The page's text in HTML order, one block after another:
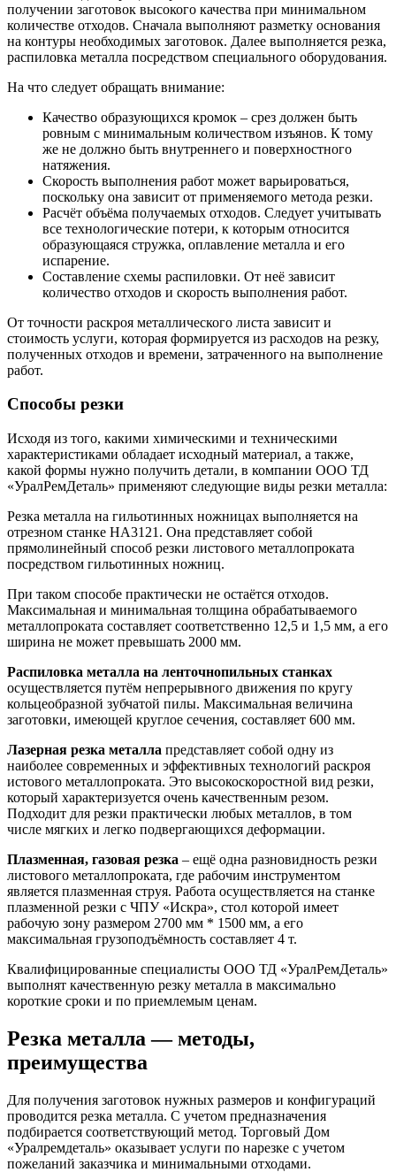
получении заготовок высокого качества при минимальном
количестве отходов. Сначала выполняют разметку основания
на контуры необходимых заготовок. Далее выполняется резка,
распиловка металла посредством специального оборудования.
На что следует обращать внимание:
Качество образующихся кромок – срез должен быть
ровным с минимальным количеством изъянов. К тому
же не должно быть внутреннего и поверхностного
натяжения.
Скорость выполнения работ может варьироваться,
поскольку она зависит от применяемого метода резки.
Расчёт объёма получаемых отходов. Следует учитывать
все технологические потери, к которым относится
образующаяся стружка, оплавление металла и его
испарение.
Составление схемы распиловки. От неё зависит
количество отходов и скорость выполнения работ.
От точности раскроя металлического листа зависит и
стоимость услуги, которая формируется из расходов на резку,
полученных отходов и времени, затраченного на выполнение
работ.
Способы резки
Исходя из того, какими химическими и техническими
характеристиками обладает исходный материал, а также,
какой формы нужно получить детали, в компании ООО ТД
«УралРемДеталь» применяют следующие виды резки металла:
Резка металла на гильотинных ножницах выполняется на
отрезном станке НА3121. Она представляет собой
прямолинейный способ резки листового металлопроката
посредством гильотинных ножниц.
При таком способе практически не остаётся отходов.
Максимальная и минимальная толщина обрабатываемого
металлопроката составляет соответственно 12,5 и 1,5 мм, а его
ширина не может превышать 2000 мм.
Распиловка металла на ленточнопильных станках
осуществляется путём непрерывного движения по кругу
кольцеобразной зубчатой пилы. Максимальная величина
заготовки, имеющей круглое сечения, составляет 600 мм.
Лазерная резка металла представляет собой одну из
наиболее современных и эффективных технологий раскроя
истового металлопроката. Это высокоскоростной вид резки,
который характеризуется очень качественным резом.
Подходит для резки практически любых металлов, в том
числе мягких и легко подвергающихся деформации.
Плазменная, газовая резка – ещё одна разновидность резки
листового металлопроката, где рабочим инструментом
является плазменная струя. Работа осуществляется на станке
плазменной резки с ЧПУ «Искра», стол которой имеет
рабочую зону размером 2700 мм * 1500 мм, а его
максимальная грузоподъёмность составляет 4 т.
Квалифицированные специалисты ООО ТД «УралРемДеталь»
выполнят качественную резку металла в максимально
короткие сроки и по приемлемым ценам.
Резка металла — методы,
преимущества
Для получения заготовок нужных размеров и конфигураций
проводится резка металла. С учетом предназначения
подбирается соответствующий метод. Торговый Дом
«Уралремдеталь» оказывает услуги по нарезке с учетом
пожеланий заказчика и минимальными отходами.